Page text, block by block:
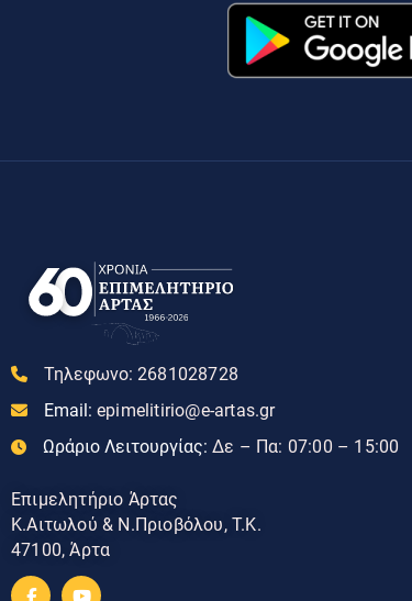
Τηλεφωνο: 2681028728
Email: epimelitirio@e-artas.gr
Ωράριο Λειτουργίας: Δε – Πα: 07:00 – 15:00
Επιμελητήριο Άρτας
Κ.Αιτωλού & Ν.Πριοβόλου, Τ.Κ.
47100, Άρτα